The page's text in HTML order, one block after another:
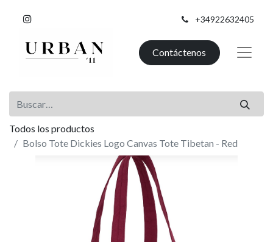
+34922632405
Contáctenos
Todos los productos
Bolso Tote Dickies Logo Canvas Tote Tibetan - Red